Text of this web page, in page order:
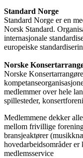
Standard Norge
Standard Norge er en
Norsk Standard.
internasjonale
europeiske
Norske
Norske
medlemmer over hele
spillesteder,
Medlemmene dekker
mellom frivillige
bransjeaktører
hovedarbeidsområder
medlemsservice